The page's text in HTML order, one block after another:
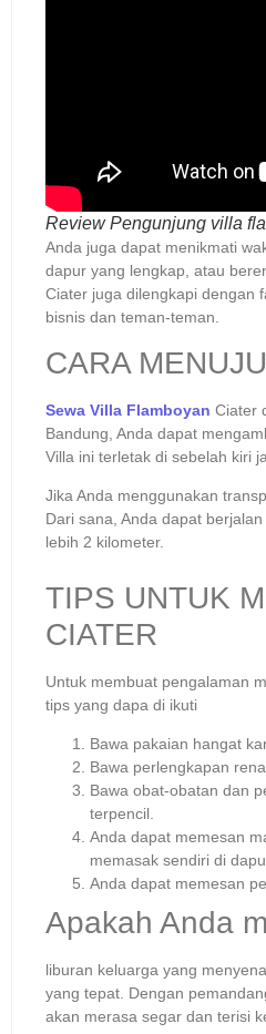
Review Pengunjung villa
Anda juga dapat menikmati
dapur yang lengkap, atau
Ciater juga dilengkapi dengan
bisnis dan teman-teman.
CARA
Sewa Villa Flamboyan Ciater
Bandung, Anda dapat
Villa ini terletak di sebelah kiri
Jika Anda menggunakan
Dari sana, Anda dapat
lebih 2 kilometer.
TIPS UNTUK
CIATER
Untuk membuat pengalaman
tips yang dapa di ikuti
Bawa pakaian hangat
Bawa perlengkapan
Bawa obat-obatan dan
terpencil.
Anda dapat memesan
memasak sendiri di
Anda dapat memesan
Apakah Anda
liburan keluarga yang
yang tepat. Dengan
akan merasa segar dan terisi